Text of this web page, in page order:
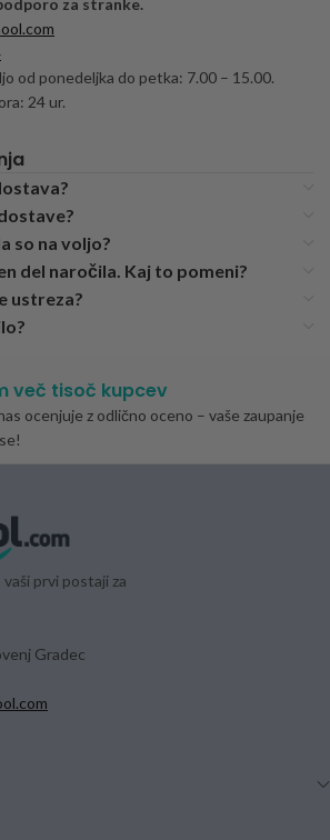
za stranke.
od ponedeljka do petka: 7.00 – 15.00.
24 ur.
so na voljo?
del naročila. Kaj to pomeni?
ustreza?
več tisoč kupcev
ocenjuje z odlično oceno – vaše zaupanje
prvi postaji za
Gradec